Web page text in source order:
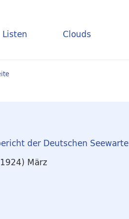
Listen Clouds
der Deutschen Seewarte
März